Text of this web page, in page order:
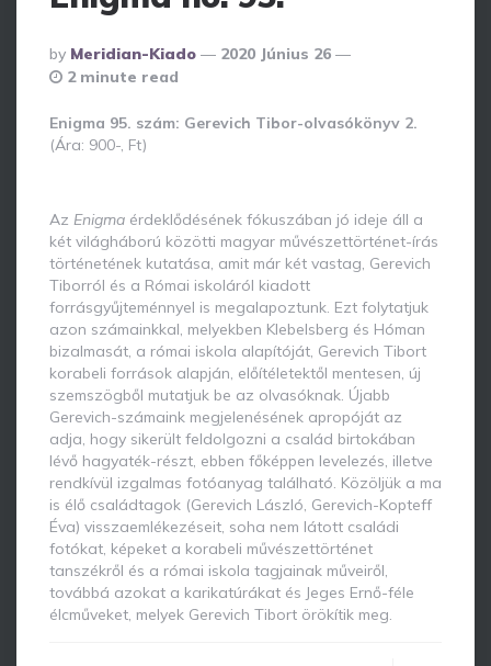
Posted
By
By Meridian-Kiado
2020 Június 26
2 minute read
Enigma 95. szám: Gerevich Tibor-olvasókönyv 2.
(Ára: 900-, Ft)
Az Enigma érdeklődésének fókuszában jó ideje áll a
két világháború közötti magyar művészettörténet-írás
történetének kutatása, amit már két vastag, Gerevich
Tiborról és a Római iskoláról kiadott
forrásgyűjteménnyel is megalapoztunk. Ezt folytatjuk
azon számainkkal, melyekben Klebelsberg és Hóman
bizalmasát, a római iskola alapítóját, Gerevich Tibort
korabeli források alapján, előítéletektől mentesen, új
szemszögből mutatjuk be az olvasóknak. Újabb
Gerevich-számaink megjelenésének apropóját az
adja, hogy sikerült feldolgozni a család birtokában
lévő hagyaték-részt, ebben főképpen levelezés, illetve
rendkívül izgalmas fotóanyag található. Közöljük a ma
is élő családtagok (Gerevich László, Gerevich-Kopteff
Éva) visszaemlékezéseit, soha nem látott családi
fotókat, képeket a korabeli művészettörténet
tanszékről és a római iskola tagjainak műveiről,
továbbá azokat a karikatúrákat és Jeges Ernő-féle
élcműveket, melyek Gerevich Tibort örökítik meg.